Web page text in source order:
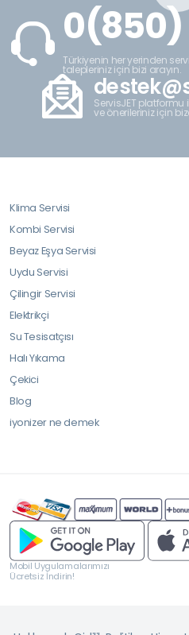
0(850)
Türkiyenin her yerinden
talepleriniz için bizi arayın.
ServisJET
ve önerileriniz için
Klima Servisi
Kombi Servisi
Beyaz Eşya Servisi
Uydu Servisi
Çilingir Servisi
Elektrikçi
Su Tesisatçısı
Halı Yıkama
Çekici
Blog
iyonizer ne demek
Mobil Uygulamalarımızı
Ücretsiz İndirin!